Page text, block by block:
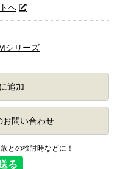
へ
シリーズ
追加
お問い合わせ
との検討時などに！